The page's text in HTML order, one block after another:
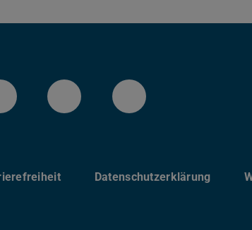
TU Darmstadt
Kanal der TU Darmstadt
Bluesky-Kanal der TU
Facebook-Seite der
YouTube-
Datenschutzerklärung